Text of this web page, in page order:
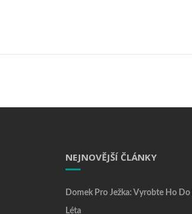
NEJNOVĚJŠÍ ČLÁNKY
Domek Pro Ježka: Vyrobte Ho Do
Léta